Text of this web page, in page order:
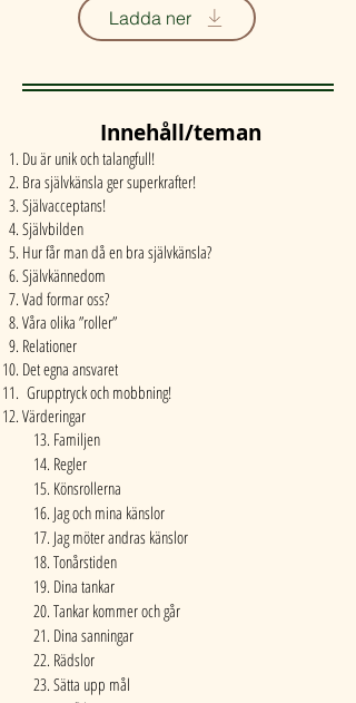
Ladda ner
Innehåll/teman
Du är unik och talangfull!
Bra självkänsla ger superkrafter!
Självacceptans!
Självbilden
Hur får man då en bra självkänsla?
Självkännedom
Vad formar oss?
Våra olika ”roller”
Relationer
Det egna ansvaret
Grupptryck och mobbning!
Värderingar
13. Familjen
14. Regler
15. Könsrollerna
16. Jag och mina känslor
17. Jag möter andras känslor
18. Tonårstiden
19. Dina tankar
20. Tankar kommer och går
21. Dina sanningar
22. Rädslor
23. Sätta upp mål